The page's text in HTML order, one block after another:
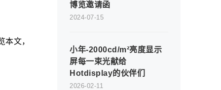
文，
博览邀请函
2024-07-15
小年-2000cd/m²亮度显示
屏每一束光献给
Hotdisplay的伙伴们
2026-02-11